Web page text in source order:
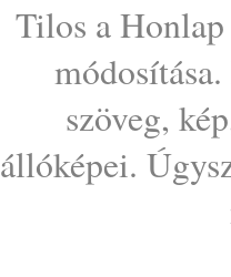
Tilos a
szöveg,
állóképei.